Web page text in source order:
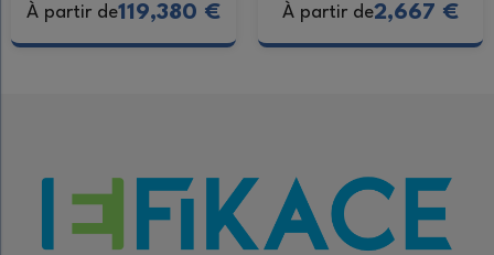
À partir de119,380 € À partir de2,667 €